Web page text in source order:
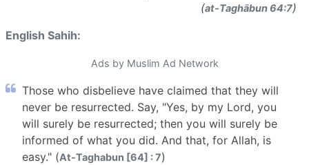
(at-Taghābun 64:7)
English Sahih:
Ads by Muslim Ad Network
Those who disbelieve have claimed that they will
never be resurrected. Say, "Yes, by my Lord, you
will surely be resurrected; then you will surely be
informed of what you did. And that, for Allah, is
easy." (At-Taghabun [64] : 7)